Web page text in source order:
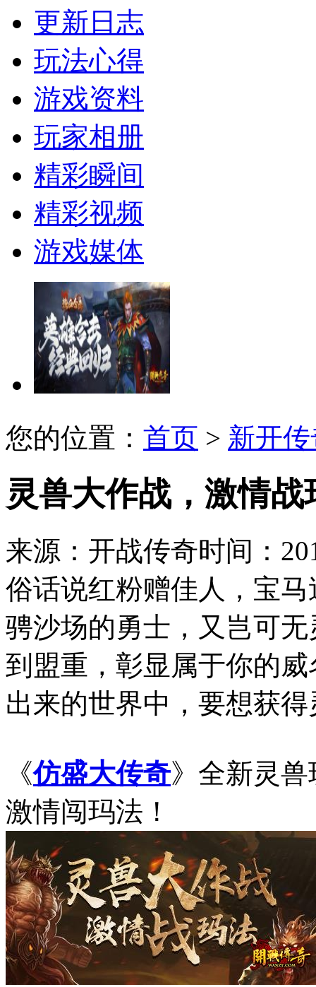
更新日志
玩法心得
游戏资料
玩家相册
精彩瞬间
精彩视频
游戏媒体
您的位置： 首页 > 新开
灵兽大作战，激情战
来源：开战传奇时间：
俗话说红粉赠佳人，宝
骋沙场的勇士，又岂可
到盟重，彰显属于你的
出来的世界中，要想获
《仿盛大传奇》全新灵
激情闯玛法！